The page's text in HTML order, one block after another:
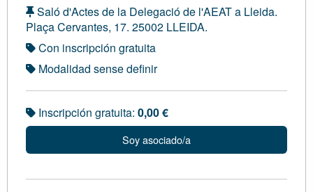
Saló d'Actes de la Delegació de l'AEAT a Lleida.
Plaça Cervantes, 17. 25002 LLEIDA.
Con inscripción gratuita
Modalidad sense definir
Inscripción gratuita: 0,00 €
Soy asociado/a